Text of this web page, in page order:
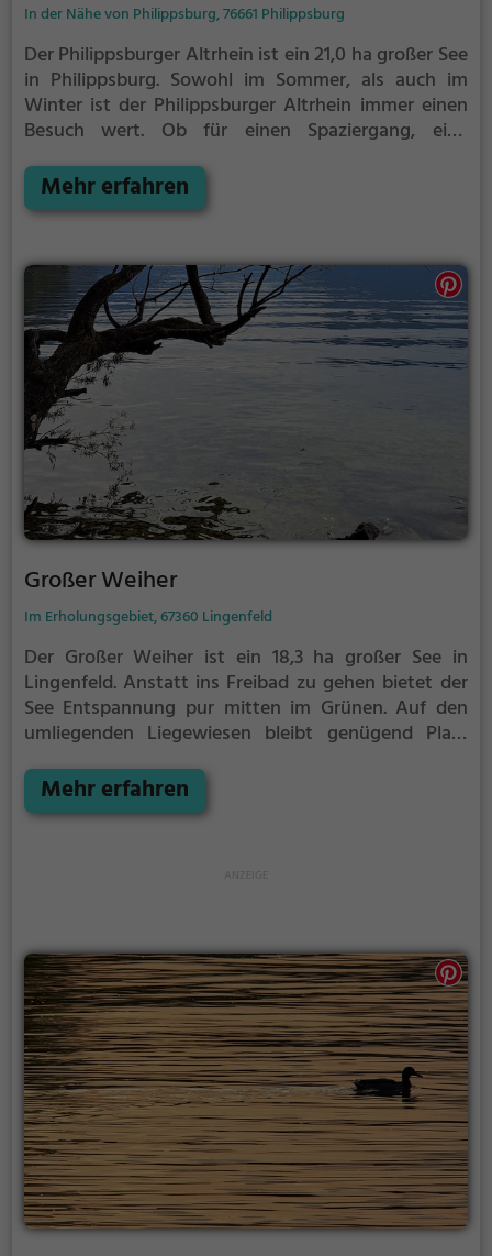
In der Nähe von Philippsburg, 76661 Philippsburg
Der Philippsburger Altrhein ist ein 21,0 ha großer See
in Philippsburg. Sowohl im Sommer, als auch im
Winter ist der Philippsburger Altrhein immer einen
Besuch wert. Ob für einen Spaziergang, eine
der Philippsburger Altrhein bietet zahlreiche
Möglichkeiten für Freizeitaktivitäten.
Mehr erfahren
Großer Weiher
Im Erholungsgebiet, 67360 Lingenfeld
Der Großer Weiher ist ein 18,3 ha großer See in
Lingenfeld. Anstatt ins Freibad zu gehen bietet der
See Entspannung pur mitten im Grünen. Auf den
umliegenden Liegewiesen bleibt genügend Platz
September ist der Großer Weiher ein beliebtes
Ausflugsziel. Egal ob für Familien, Freunde oder
Mehr erfahren